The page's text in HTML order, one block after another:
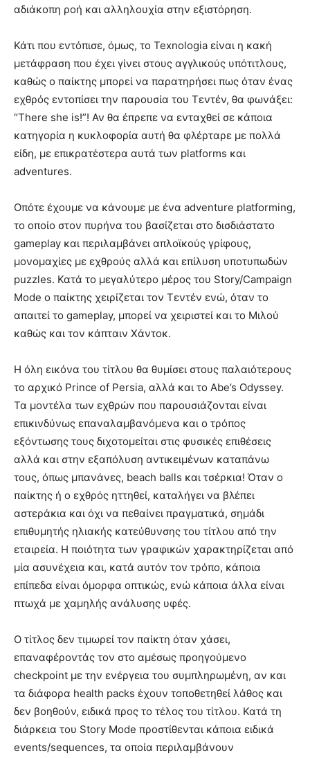
αδιάκοπη ροή και αλληλουχία στην εξιστόρηση.
Κάτι που εντόπισε, όμως, το Texnologia είναι η κακή
μετάφραση που έχει γίνει στους αγγλικούς υπότιτλους,
καθώς ο παίκτης μπορεί να παρατηρήσει πως όταν ένας
εχθρός εντοπίσει την παρουσία του Τεντέν, θα φωνάξει:
“There she is!”! Αν θα έπρεπε να ενταχθεί σε κάποια
κατηγορία η κυκλοφορία αυτή θα φλέρταρε με πολλά
είδη, με επικρατέστερα αυτά των platforms και
adventures.
Οπότε έχουμε να κάνουμε με ένα adventure platforming,
το οποίο στον πυρήνα του βασίζεται στο δισδιάστατο
gameplay και περιλαμβάνει απλοϊκούς γρίφους,
μονομαχίες με εχθρούς αλλά και επίλυση υποτυπωδών
puzzles. Κατά το μεγαλύτερο μέρος του Story/Campaign
Mode ο παίκτης χειρίζεται τον Τεντέν ενώ, όταν το
απαιτεί το gameplay, μπορεί να χειριστεί και το Μιλού
καθώς και τον κάπταιν Χάντοκ.
Η όλη εικόνα του τίτλου θα θυμίσει στους παλαιότερους
το αρχικό Prince of Persia, αλλά και το Abe’s Odyssey.
Τα μοντέλα των εχθρών που παρουσιάζονται είναι
επικινδύνως επαναλαμβανόμενα και ο τρόπος
εξόντωσης τους διχοτομείται στις φυσικές επιθέσεις
αλλά και στην εξαπόλυση αντικειμένων καταπάνω
τους, όπως μπανάνες, beach balls και τσέρκια! Όταν ο
παίκτης ή ο εχθρός ηττηθεί, καταλήγει να βλέπει
αστεράκια και όχι να πεθαίνει πραγματικά, σημάδι
επιθυμητής ηλιακής κατεύθυνσης του τίτλου από την
εταιρεία. Η ποιότητα των γραφικών χαρακτηρίζεται από
μία ασυνέχεια και, κατά αυτόν τον τρόπο, κάποια
επίπεδα είναι όμορφα οπτικώς, ενώ κάποια άλλα είναι
πτωχά με χαμηλής ανάλυσης υφές.
Ο τίτλος δεν τιμωρεί τον παίκτη όταν χάσει,
επαναφέροντάς τον στο αμέσως προηγούμενο
checkpoint με την ενέργεια του συμπληρωμένη, αν και
τα διάφορα health packs έχουν τοποθετηθεί λάθος και
δεν βοηθούν, ειδικά προς το τέλος του τίτλου. Κατά τη
διάρκεια του Story Mode προστίθενται κάποια ειδικά
events/sequences, τα οποία περιλαμβάνουν